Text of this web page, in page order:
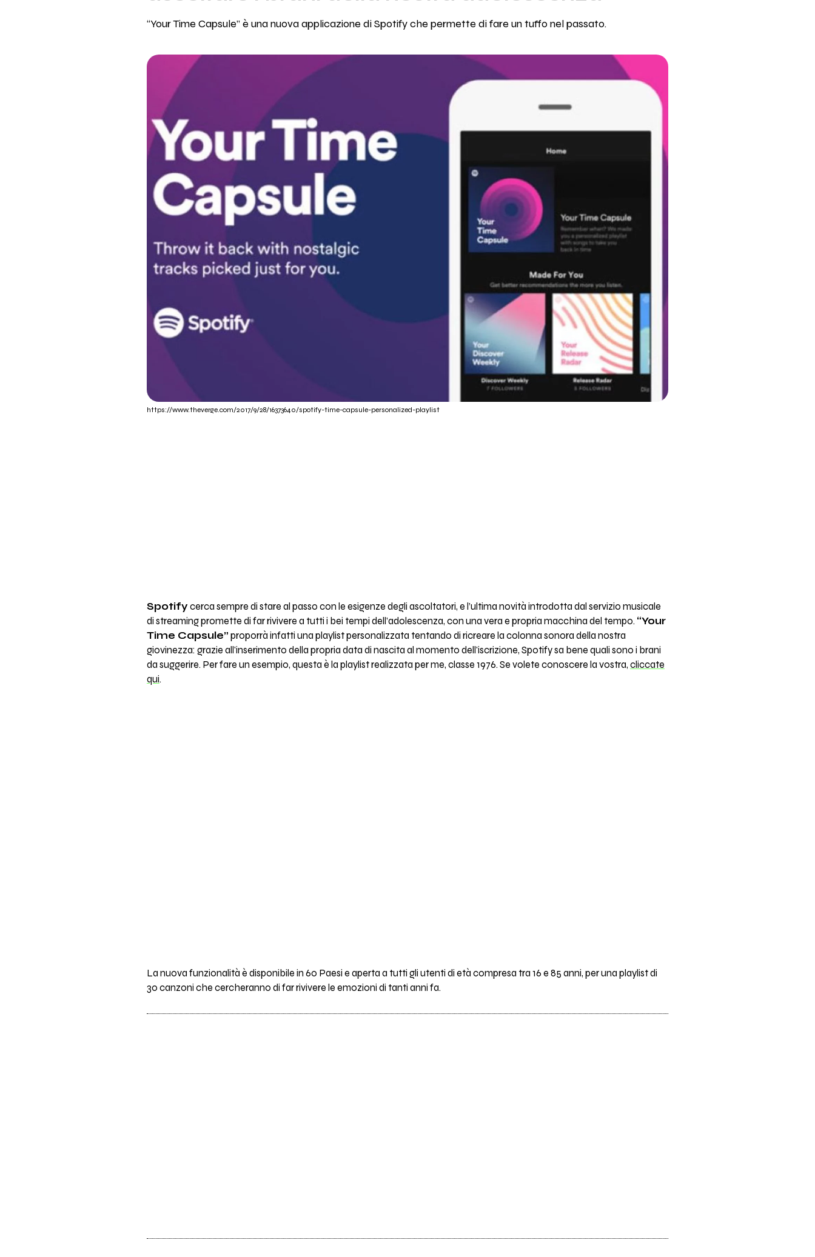
“Your Time Capsule” è una nuova applicazione di Spotify che permette di fare un tuffo nel passato.
https://www.theverge.com/2017/9/28/16373640/spotify-time-capsule-personalized-playlist
Spotify cerca sempre di stare al passo con le esigenze degli ascoltatori, e l’ultima novità introdotta dal servizio musicale
di streaming promette di far rivivere a tutti i bei tempi dell’adolescenza, con una vera e propria macchina del tempo. “Your
Time Capsule” proporrà infatti una playlist personalizzata tentando di ricreare la colonna sonora della nostra
giovinezza: grazie all'inserimento della propria data di nascita al momento dell'iscrizione, Spotify sa bene quali sono i brani
da suggerire. Per fare un esempio, questa è la playlist realizzata per me, classe 1976. Se volete conoscere la vostra, cliccate
qui.
La nuova funzionalità è disponibile in 60 Paesi e aperta a tutti gli utenti di età compresa tra 16 e 85 anni, per una playlist di
30 canzoni che cercheranno di far rivivere le emozioni di tanti anni fa.